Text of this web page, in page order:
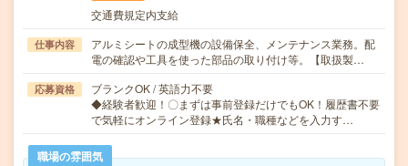
交通費規定内支給
仕事内容
アルミシートの成型機の設備保全、メンテナンス業務。配
電の確認や工具を使った部品の取り付け等。【取扱製…
応募資格
ブランクOK / 英語力不要
◆経験者歓迎！〇まずは事前登録だけでもOK！履歴書不要
で気軽にオンライン登録★氏名・職種などを入力す…
職場の雰囲気